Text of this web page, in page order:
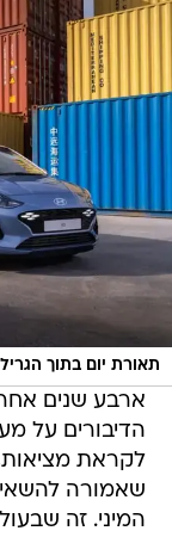
תאורת יום בתוך הגריל
ארבע שנים
הדיבורים על
שאמורה
המיני. זה